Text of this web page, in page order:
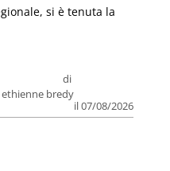
di
ethienne bredy
il 07/08/2026
si è tenuta la